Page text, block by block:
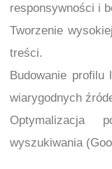
responsywności i
Tworzenie
treści.
Budowanie profilu
wiarygodnych
Optymalizacja
wyszukiwania